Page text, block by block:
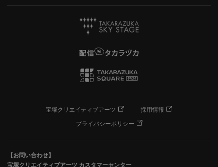
宝塚クリエイティブアーツ
採用情報
プライバシーポリシー
【お問い合わせ】
宝塚クリエイティブアーツ カスタマーセンター